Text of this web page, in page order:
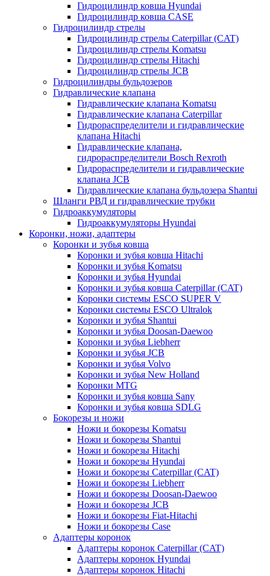
Гидроцилиндр ковша Hyundai
Гидроцилиндр ковша CASE
Гидроцилиндр стрелы
Гидроцилиндр стрелы Caterpillar (CAT)
Гидроцилиндр стрелы Komatsu
Гидроцилиндр стрелы Hitachi
Гидроцилиндр стрелы JCB
Гидроцилиндры бульдозеров
Гидравлические клапана
Гидравлические клапана Komatsu
Гидравлические клапана Caterpillar
Гидрораспределители и гидравлические
клапана Hitachi
Гидравлические клапана,
гидрораспределители Bosch Rexroth
Гидрораспределители и гидравлические
клапана JCB
Гидравлические клапана бульдозера Shantui
Шланги РВД и гидравлические трубки
Гидроаккумуляторы
Гидроаккумуляторы Hyundai
Коронки, ножи, адаптеры
Коронки и зубья ковша
Коронки и зубья ковша Hitachi
Коронки и зубья Komatsu
Коронки и зубья Hyundai
Коронки и зубья ковша Caterpillar (CAT)
Коронки системы ESCO SUPER V
Коронки системы ESCO Ultralok
Коронки и зубья Shantui
Коронки и зубья Doosan-Daewoo
Коронки и зубья Liebherr
Коронки и зубья JCB
Коронки и зубья Volvo
Коронки и зубья New Holland
Коронки MTG
Коронки и зубья ковша Sany
Коронки и зубья ковша SDLG
Бокорезы и ножи
Ножи и бокорезы Komatsu
Ножи и бокорезы Shantui
Ножи и бокорезы Hitachi
Ножи и бокорезы Hyundai
Ножи и бокорезы Caterpillar (CAT)
Ножи и бокорезы Liebherr
Ножи и бокорезы Doosan-Daewoo
Ножи и бокорезы JCB
Ножи и бокорезы Fiat-Hitachi
Ножи и бокорезы Case
Адаптеры коронок
Адаптеры коронок Caterpillar (CAT)
Адаптеры коронок Hyundai
Адаптеры коронок Hitachi